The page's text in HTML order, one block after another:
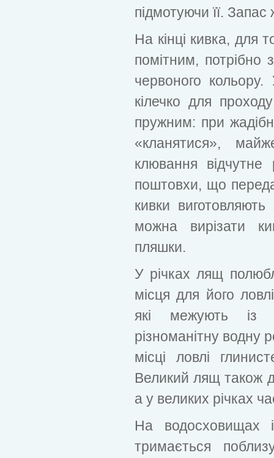
підмотуючи її.
На кінці кивка, для
помітним, потрібно
червоного
кілечко для
пружним: при
«кланятися»,
клювання
поштовхи, що
кивки
можна вирізати
пляшки.
У річках лящ
місця для його
які межують із
різноманітну водну
місці ловлі
Великий лящ також
а у великих річках
На водосховищах
тримається